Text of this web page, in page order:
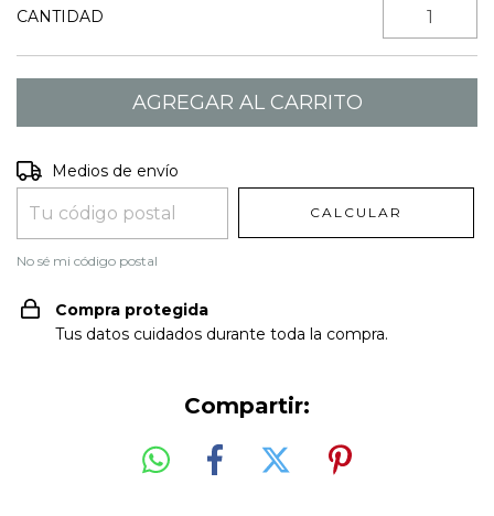
CANTIDAD
Entregas para el CP:
Medios de envío
CALCULAR
No sé mi código postal
Compra protegida
Tus datos cuidados durante toda la compra.
Compartir: